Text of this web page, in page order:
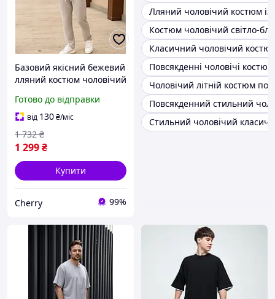
Базовий якісний бежевий
лляний костюм чоловічий
щодень великі розміри
штани та сорочка
Готово до відправки
від 130₴/міс
1 299₴
1 732 ₴
Купити
Cherry 99%
Лляний чоловічий костюм
Костюм чоловічий світло-
Класичний чоловічий
Повсякденні чоловічі
Чоловічий літній костюм
Повсякденний стильний
Стильний чоловічий